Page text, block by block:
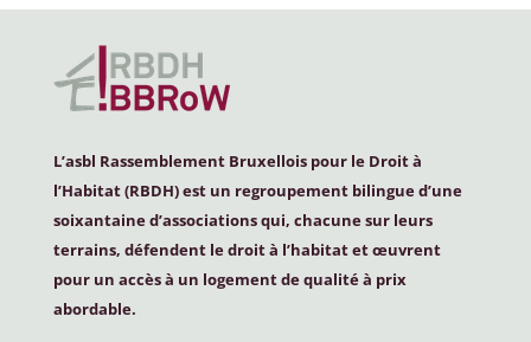
L’asbl Rassemblement Bruxellois pour le Droit à
l’Habitat (RBDH) est un regroupement bilingue d’une
soixantaine d’associations qui, chacune sur leurs
terrains, défendent le droit à l’habitat et œuvrent
pour un accès à un logement de qualité à prix
abordable.